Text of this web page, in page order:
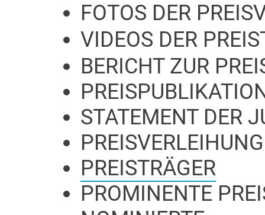
FOTOS DER
VIDEOS DER
BERICHT ZUR
STATEMENT DER
PREISVERLEIHUNG
PREISTRÄGER
PROMINENTE